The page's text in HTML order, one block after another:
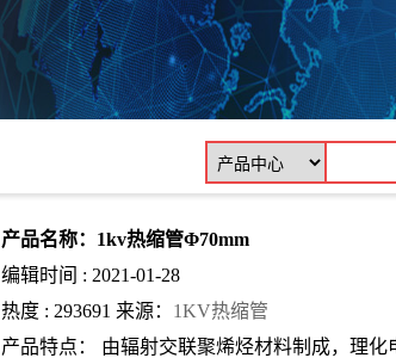
产品名称：1kv热缩管Φ70mm
编辑时间 : 2021-01-28
热度 : 293691 来源： 1KV热缩管
产品特点： 由辐射交联聚烯烃材料制成，理